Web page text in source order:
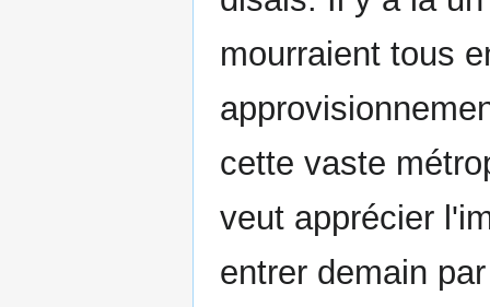
mourraient tous
cette vaste
veut apprécier
entrer demain